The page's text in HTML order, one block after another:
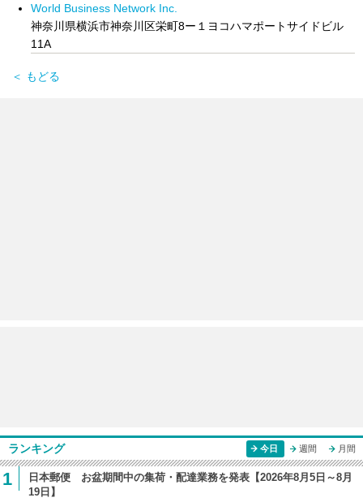
World Business Network Inc.
神奈川県横浜市神奈川区栄町8ー１ヨコハマポートサイドビル
11A
＜ もどる
ランキング 今日 週間 月間
1
日本郵便 お盆期間中の集荷・配達業務を発表【2026年8月5日～8月
19日】